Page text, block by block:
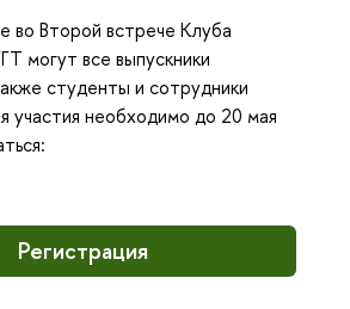
во Второй встрече Клуба
могут все выпускники
студенты и сотрудники
участия необходимо до 20 мая
Регистрация